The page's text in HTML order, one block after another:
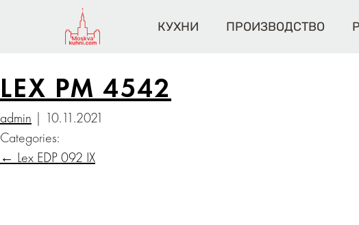
КУХНИ ПРОИЗВОДСТВО
LEX PM 4542
admin | 10.11.2021
Categories:
← Lex EDP 092 IX